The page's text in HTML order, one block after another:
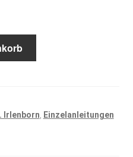
Irlenborn Einzelanleitungen